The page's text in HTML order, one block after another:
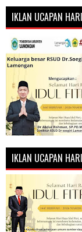
IKLAN UCAPAN
IKLAN UCAPAN